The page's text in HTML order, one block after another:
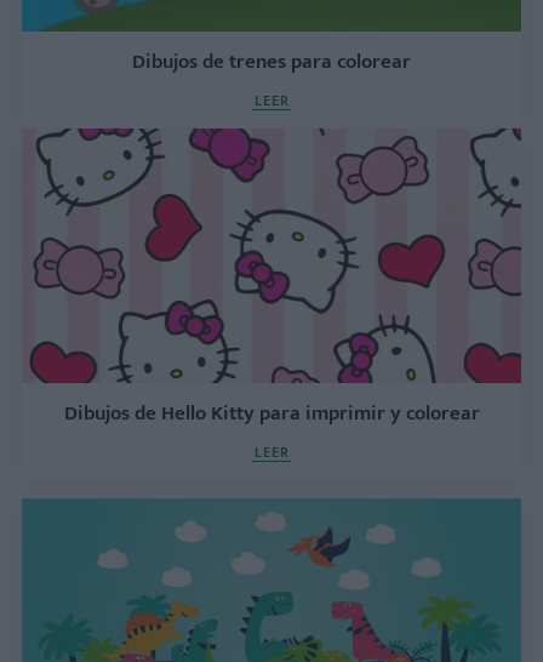
Dibujos de trenes para colorear
LEER
Dibujos de Hello Kitty para imprimir y colorear
LEER